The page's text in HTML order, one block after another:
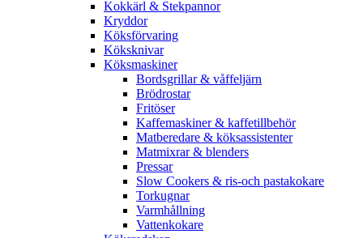
Kokkärl & Stekpannor
Kryddor
Köksförvaring
Köksknivar
Köksmaskiner
Bordsgrillar & våffeljärn
Brödrostar
Fritöser
Kaffemaskiner & kaffetillbehör
Matberedare & köksassistenter
Matmixrar & blenders
Pressar
Slow Cookers & ris-och pastakokare
Torkugnar
Varmhållning
Vattenkokare